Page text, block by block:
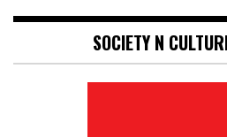
SOCIETY N